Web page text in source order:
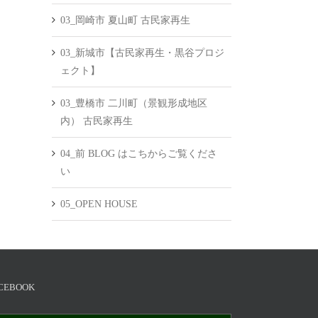
03_岡崎市 夏山町 古民家再生
03_新城市【古民家再生・黒谷プロジ
ェクト】
03_豊橋市 二川町（景観形成地区
内） 古民家再生
04_前 BLOG はこちからご覧くださ
い
05_OPEN HOUSE